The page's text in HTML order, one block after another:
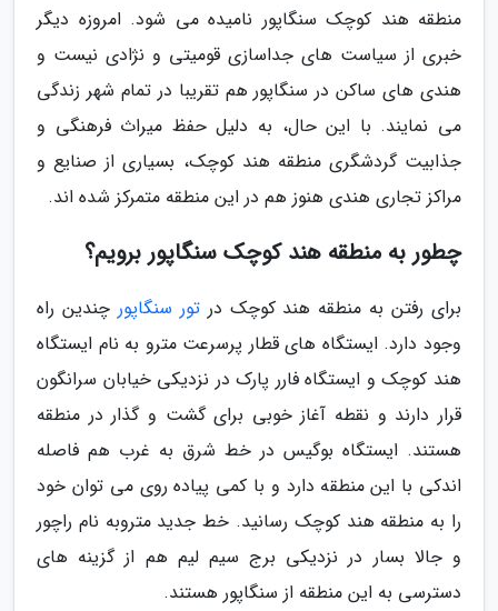
منطقه هند کوچک سنگاپور نامیده می شود. امروزه دیگر
خبری از سیاست های جداسازی قومیتی و نژادی نیست و
هندی های ساکن در سنگاپور هم تقریبا در تمام شهر زندگی
می نمایند. با این حال، به دلیل حفظ میراث فرهنگی و
جذابیت گردشگری منطقه هند کوچک، بسیاری از صنایع و
مراکز تجاری هندی هنوز هم در این منطقه متمرکز شده اند.
چطور به منطقه هند کوچک سنگاپور برویم؟
برای رفتن به منطقه هند کوچک درتور سنگاپور چندین راه
وجود دارد. ایستگاه های قطار پرسرعت مترو به نام ایستگاه
هند کوچک و ایستگاه فارر پارک در نزدیکی خیابان سرانگون
قرار دارند و نقطه آغاز خوبی برای گشت و گذار در منطقه
هستند. ایستگاه بوگیس در خط شرق به غرب هم فاصله
اندکی با این منطقه دارد و با کمی پیاده روی می توان خود
را به منطقه هند کوچک رسانید. خط جدید متروبه نام راچور
و جالا بسار در نزدیکی برج سیم لیم هم از گزینه های
دسترسی به این منطقه از سنگاپور هستند.